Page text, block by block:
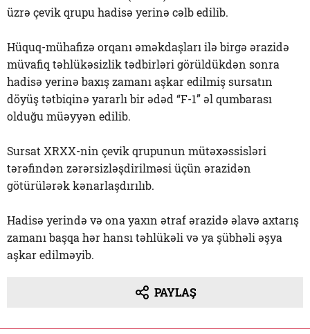
üzrə çevik qrupu hadisə yerinə cəlb edilib.
Hüquq-mühafizə orqanı əməkdaşları ilə birgə ərazidə
müvafiq təhlükəsizlik tədbirləri görüldükdən sonra
hadisə yerinə baxış zamanı aşkar edilmiş sursatın
döyüş tətbiqinə yararlı bir ədəd “F-1” əl qumbarası
olduğu müəyyən edilib.
Sursat XRXX-nin çevik qrupunun mütəxəssisləri
tərəfindən zərərsizləşdirilməsi üçün ərazidən
götürülərək kənarlaşdırılıb.
Hadisə yerində və ona yaxın ətraf ərazidə əlavə axtarış
zamanı başqa hər hansı təhlükəli və ya şübhəli əşya
aşkar edilməyib.
PAYLAŞ